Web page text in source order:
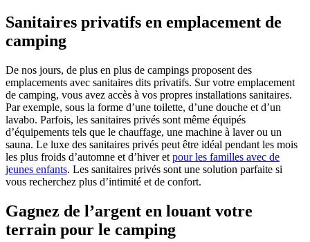
Sanitaires privatifs en emplacement de
camping
De nos jours, de plus en plus de campings proposent des
emplacements avec sanitaires dits privatifs. Sur votre emplacement
de camping, vous avez accès à vos propres installations sanitaires.
Par exemple, sous la forme d’une toilette, d’une douche et d’un
lavabo. Parfois, les sanitaires privés sont même équipés
d’équipements tels que le chauffage, une machine à laver ou un
sauna. Le luxe des sanitaires privés peut être idéal pendant les mois
les plus froids d’automne et d’hiver et pour les familles avec de
jeunes enfants. Les sanitaires privés sont une solution parfaite si
vous recherchez plus d’intimité et de confort.
Gagnez de l’argent en louant votre
terrain pour le camping